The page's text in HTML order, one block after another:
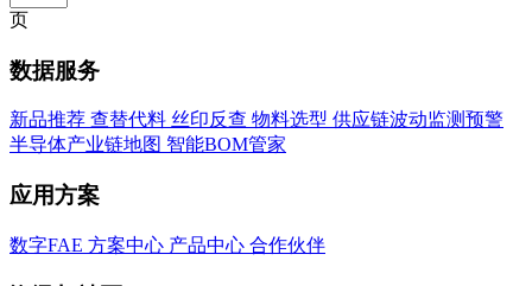
页
数据服务
新品推荐 查替代料 丝印反查 物料选型 供应链波动监测预警
半导体产业链地图 智能BOM管家
应用方案
数字FAE 方案中心 产品中心 合作伙伴